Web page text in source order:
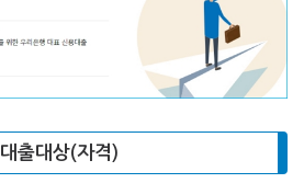
대출대상(자격)